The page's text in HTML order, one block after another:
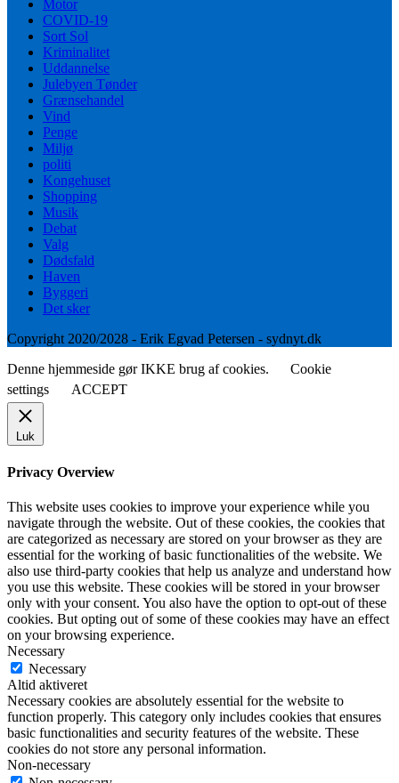
Motor
COVID-19
Sort Sol
Kriminalitet
Uddannelse
Julebyen Tønder
Grænsehandel
Vind
Penge
Miljø
politi
Kongehuset
Shopping
Musik
Debat
Valg
Dødsfald
Haven
Byggeri
Det sker
Copyright 2020/2028 - Erik Egvad Petersen - sydnyt.dk
Denne hjemmeside gør IKKE brug af cookies.
Cookie
settings
ACCEPT
Luk
Privacy Overview
This website uses cookies to improve your experience while you
navigate through the website. Out of these cookies, the cookies that
are categorized as necessary are stored on your browser as they are
essential for the working of basic functionalities of the website. We
also use third-party cookies that help us analyze and understand how
you use this website. These cookies will be stored in your browser
only with your consent. You also have the option to opt-out of these
cookies. But opting out of some of these cookies may have an effect
on your browsing experience.
Necessary
Necessary
Altid aktiveret
Necessary cookies are absolutely essential for the website to
function properly. This category only includes cookies that ensures
basic functionalities and security features of the website. These
cookies do not store any personal information.
Non-necessary